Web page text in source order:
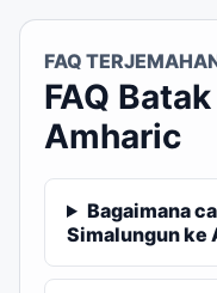
FAQ
FAQ
Amharic
Bagaimana
Simalungun ke